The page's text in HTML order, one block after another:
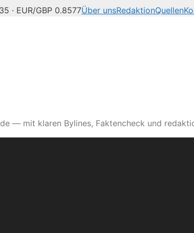
· EUR/GBP 0.8577Über unsRedaktionQuellen
— mit klaren Bylines, Faktencheck und